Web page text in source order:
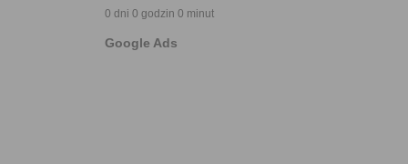
0 dni 0 godzin 0 minut
Google Ads